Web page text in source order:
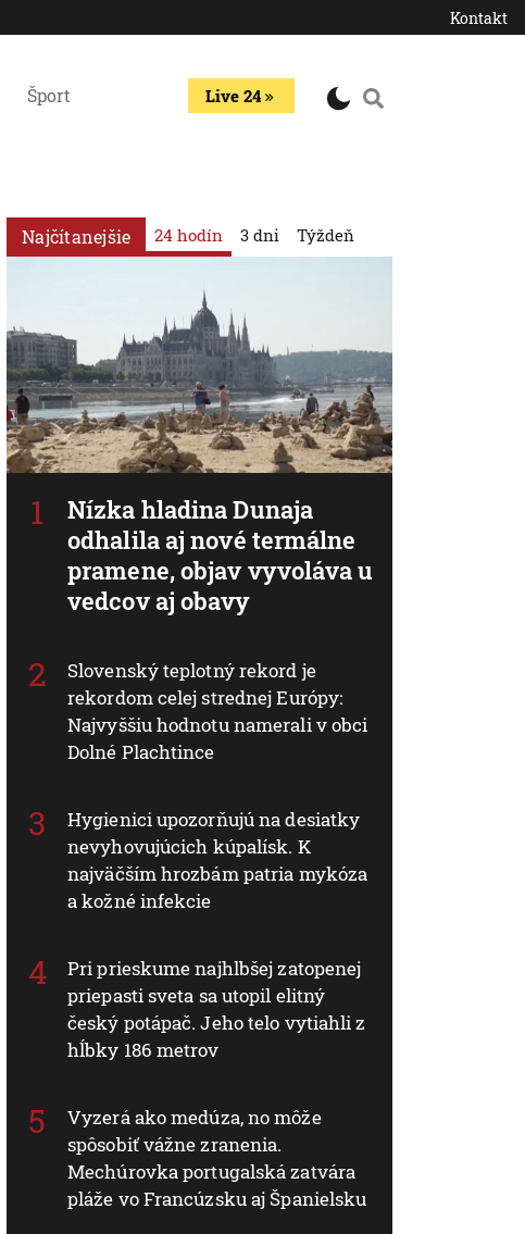
Kontakt
Šport Live 24
Najčítanejšie 24 hodín
Nízka hladina Dunaja
odhalila aj nové termálne
pramene, objav vyvoláva u
vedcov aj obavy
Slovenský teplotný rekord je
rekordom celej strednej Európy:
Najvyššiu hodnotu namerali v obci
Dolné Plachtince
Hygienici upozorňujú na desiatky
nevyhovujúcich kúpalísk. K
najväčším hrozbám patria mykóza
a kožné infekcie
Pri prieskume najhlbšej zatopenej
priepasti sveta sa utopil elitný
český potápač. Jeho telo vytiahli z
hĺbky 186 metrov
Vyzerá ako medúza, no môže
spôsobiť vážne zranenia.
Mechúrovka portugalská zatvára
pláže vo Francúzsku aj Španielsku
3 dni Týždeň